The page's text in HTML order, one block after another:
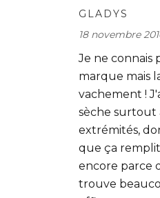
GLADYS
18 novembre
Je ne connais
marque mais
vachement !
sèche surtout
extrémités,
que ça
encore parce
trouve